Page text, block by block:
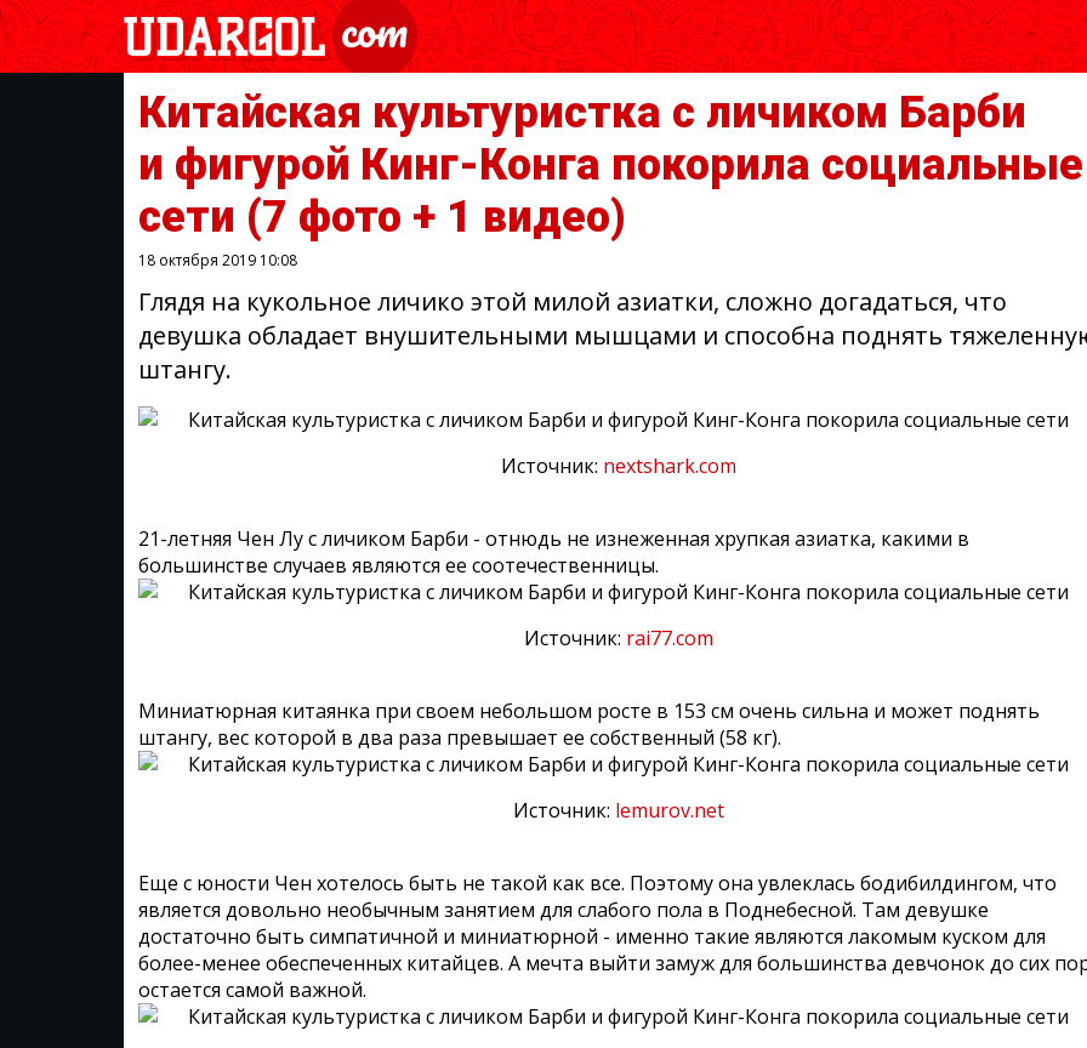
Китайская культуристка с личиком Барби
и фигурой Кинг-Конга покорила социальные
сети (7 фото + 1 видео)
18 октября 2019 10:08
Глядя на кукольное личико этой милой азиатки, сложно догадаться, что
девушка обладает внушительными мышцами и способна поднять
штангу.
Источник: nextshark.com
21-летняя Чен Лу с личиком Барби - отнюдь не изнеженная хрупкая азиатка, какими в
большинстве случаев являются ее соотечественницы.
Источник: rai77.com
Миниатюрная китаянка при своем небольшом росте в 153 см очень сильна и может поднять
штангу, вес которой в два раза превышает ее собственный (58 кг).
Источник: lemurov.net
Еще с юности Чен хотелось быть не такой как все. Поэтому она увлеклась бодибилдингом, что
является довольно необычным занятием для слабого пола в Поднебесной. Там девушке
достаточно быть симпатичной и миниатюрной - именно такие являются лакомым куском для
более-менее обеспеченных китайцев. А мечта выйти замуж для большинства девчонок до сих
остается самой важной.